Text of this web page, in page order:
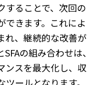
することで、次回の
できます。これによ
れ、継続的な改善が
の組み合わせは、
ンスを最大化し、収